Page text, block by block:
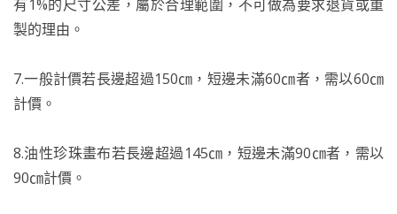
有1%的尺寸公差，屬於合理範圍，不可做為要求退貨或重
製的理由。
7.一般計價若長邊超過150㎝，短邊未滿60㎝者，需以60㎝
計價。
8.油性珍珠畫布若長邊超過145㎝，短邊未滿90㎝者，需以
90㎝計價。